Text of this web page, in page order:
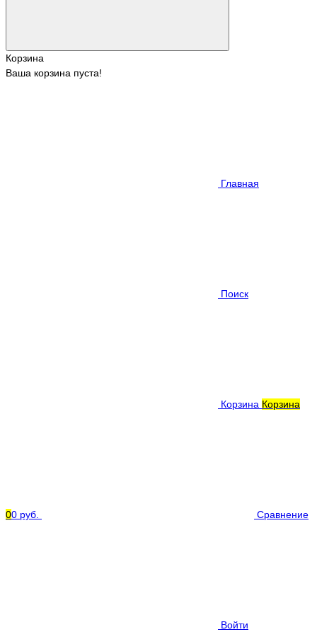
Корзина
Ваша корзина пуста!
Главная
Поиск
Корзина Корзина
00 руб. Сравнение
Войти